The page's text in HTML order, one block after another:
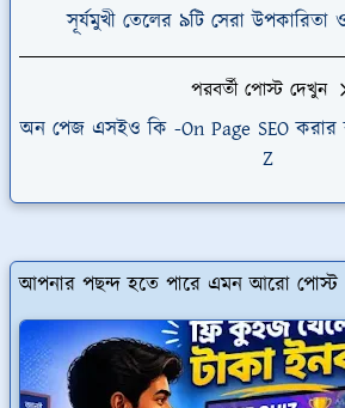
সূর্যমুখী তেলের ৯টি সেরা
পরবর্তী পোস্ট দেখুন
অন পেজ এসইও কি -On Page SEO করার
Z
আপনার পছন্দ হতে পারে এমন আরো পোস্ট